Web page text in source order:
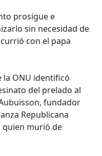
prosigue e
sin necesidad de
con el papa
la ONU identificó
del prelado al
fundador
Republicana
quien murió de